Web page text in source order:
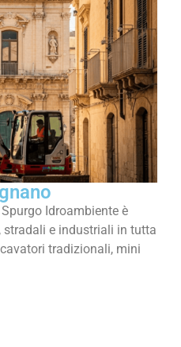
Idroambiente è
e industriali in tutta
tradizionali, mini